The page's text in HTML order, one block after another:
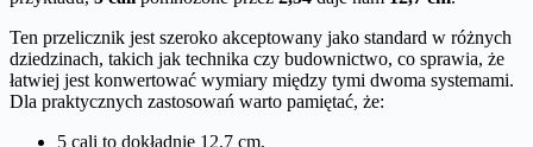
Ten przelicznik jest szeroko akceptowany jako standard w różnych
dziedzinach, takich jak technika czy budownictwo, co sprawia, że
łatwiej jest konwertować wymiary między tymi dwoma systemami.
Dla praktycznych zastosowań warto pamiętać, że:
5 cali to dokładnie 12,7 cm,